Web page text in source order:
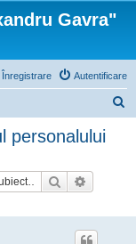
Gavra"
Autentificare
Înregistrare
personalului
Căutare